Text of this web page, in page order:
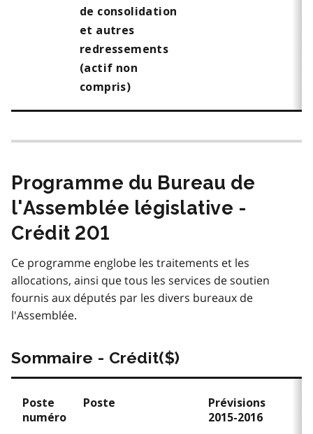
de consolidation
et autres
redressements
(actif non
compris)
Programme du Bureau de
l'Assemblée législative -
Crédit 201
Ce programme englobe les traitements et les
allocations, ainsi que tous les services de soutien
fournis aux députés par les divers bureaux de
l'Assemblée.
Sommaire - Crédit($)
Poste
numéro
Poste
Prévisions
2015-2016